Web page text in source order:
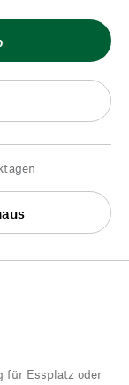
für Essplatz oder